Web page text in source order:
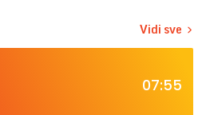
Vidi sve
07:55